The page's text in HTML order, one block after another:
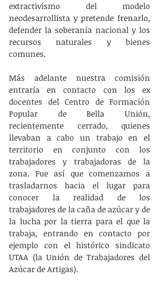
extractivismo del modelo
neodesarrollista y pretende frenarlo,
defender la soberanía nacional y los
recursos naturales y bienes
comunes.
Más adelante nuestra comisión
entraría en contacto con los ex
docentes del Centro de Formación
Popular de Bella Unión,
recientemente cerrado, quienes
llevaban a cabo un trabajo en el
territorio en conjunto con los
trabajadores y trabajadoras de la
zona. Fue así que comenzamos a
trasladarnos hacia el lugar para
conocer la realidad de los
trabajadores de la caña de azúcar y de
la lucha por la tierra para el que la
trabaja, entrando en contacto por
ejemplo con el histórico sindicato
UTAA (la Unión de Trabajadores del
Azúcar de Artigas).